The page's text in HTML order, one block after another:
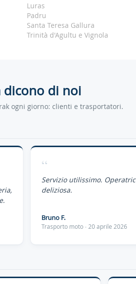
Luras
Padru
Santa Teresa Gallura
Trinità d'Agultu e Vignola
dicono di noi
ogni giorno: clienti e trasportatori.
“
Servizio utilissimo.
deliziosa.
Bruno F.
Trasporto moto · 20 aprile 2026